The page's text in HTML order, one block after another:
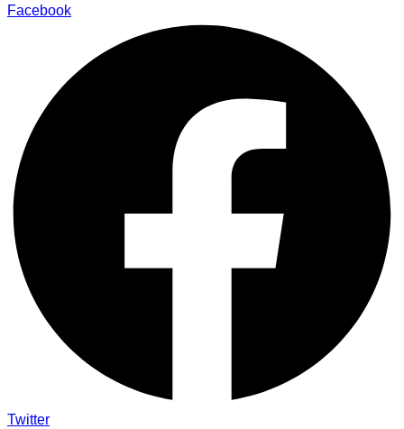
Facebook
Twitter